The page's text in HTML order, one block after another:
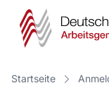
Startseite